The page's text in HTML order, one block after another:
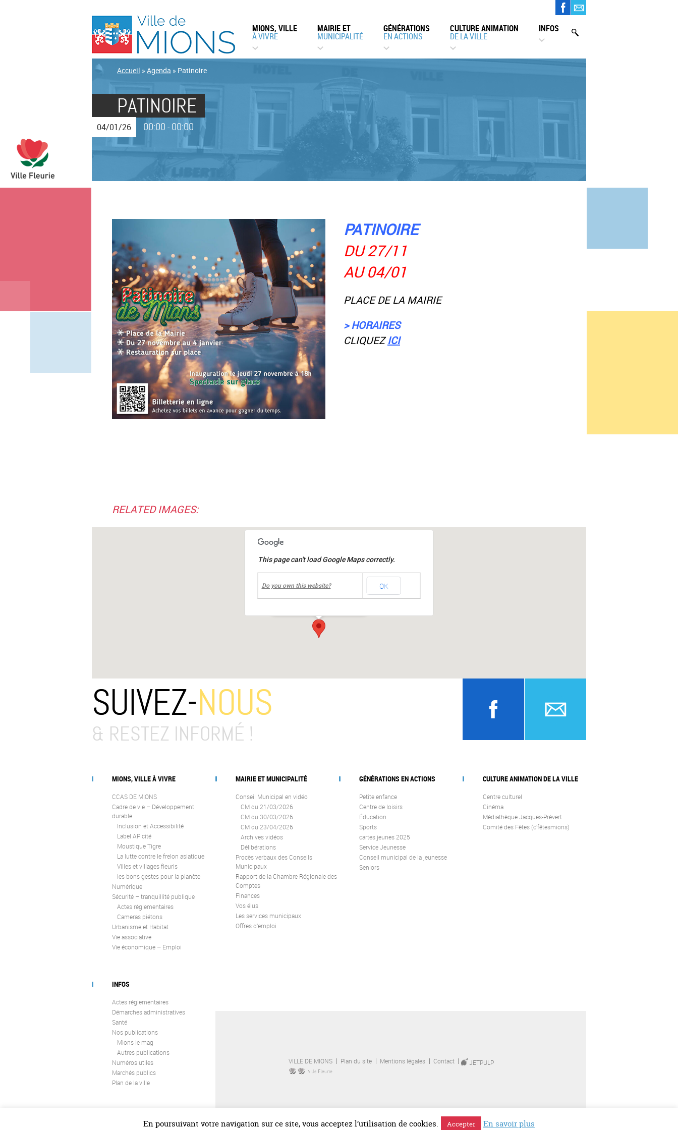
MIONS, VILLE
À VIVRE
MAIRIE ET
MUNICIPALITÉ
GÉNÉRATIONS
EN ACTIONS
CULTURE ANIMATION
DE LA VILLE
INFOS
Accueil » Agenda » Patinoire
PATINOIRE
04/01/26 00:00 - 00:00
PATINOIRE
DU 27/11
AU 04/01
PLACE DE LA MAIRIE
> HORAIRES
CLIQUEZ ICI
RELATED IMAGES:
Place de la Mairie
MIONS
This page can't load Google Maps correctly.
Do you own this website? OK
SUIVEZ-NOUS
& RESTEZ INFORMÉ !
MIONS, VILLE À VIVRE
CCAS DE MIONS
Cadre de vie – Développement
durable
Inclusion et Accessibilité
Label APIcité
Moustique Tigre
La lutte contre le frelon asiatique
Villes et villages fleuris
les bons gestes pour la planète
Numérique
Sécurité – tranquillité publique
Actes réglementaires
Cameras piétons
Urbanisme et Habitat
Vie associative
Vie économique – Emploi
MAIRIE ET MUNICIPALITÉ
Conseil Municipal en vidéo
CM du 21/03/2026
CM du 30/03/2026
CM du 23/04/2026
Archives vidéos
Délibérations
Procès verbaux des Conseils
Municipaux
Rapport de la Chambre Régionale des
Comptes
Finances
Vos élus
Les services municipaux
Offres d’emploi
GÉNÉRATIONS EN ACTIONS
Petite enfance
Centre de loisirs
Éducation
Sports
cartes jeunes 2025
Service Jeunesse
Conseil municipal de la jeunesse
Seniors
CULTURE ANIMATION DE LA VILLE
Centre culturel
Cinéma
Médiathèque Jacques-Prévert
Comité des Fêtes (c’fêtesmions)
INFOS
Actes réglementaires
Démarches administratives
Santé
Nos publications
Mions le mag
Autres publications
Numéros utiles
Marchés publics
Plan de la ville
VILLE DE MIONS Plan du site Mentions légales Contact JETPULP
En poursuivant votre navigation sur ce site, vous acceptez l’utilisation de cookies. Accepter En savoir plus